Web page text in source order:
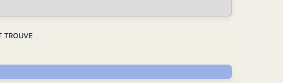
TROUVE